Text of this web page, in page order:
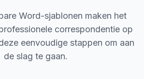
Word-sjablonen maken het
correspondentie op
eenvoudige stappen om aan
de slag te gaan.